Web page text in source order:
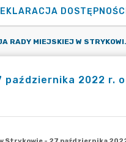
DOSTĘPNOŚCI
LXI SESJA RADY
2022 r. o